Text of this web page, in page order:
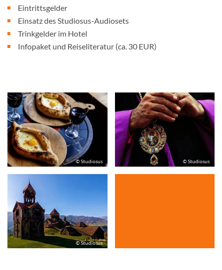
Eintrittsgelder
Einsatz des Studiosus-Audiosets
Trinkgelder im Hotel
Infopaket und Reiseliteratur (ca. 30 EUR)
© Studiosus © Studiosus
© Studiosus